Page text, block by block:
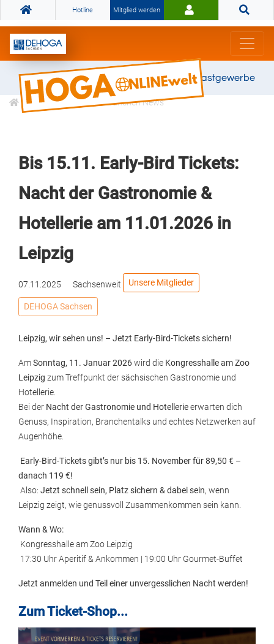
Hotline Mitglied werden
Gemeinsam stark für das Gastgewerbe
Informationen Branchen News
Bis 15.11. Early-Bird Tickets:
Nacht der Gastronomie &
Hotellerie am 11.01.2026 in
Leipzig
07.11.2025 Sachsenweit Unsere Mitglieder
DEHOGA Sachsen
Leipzig, wir sehen uns! – Jetzt Early-Bird-Tickets sichern!
AmSonntag, 11. Januar 2026wird die Kongresshalle am Zoo
Leipzig zum Treffpunkt der sächsischen Gastronomie und
Hotellerie.
Bei der Nacht der Gastronomie und Hotellerieerwarten dich
Genuss, Inspiration, Branchentalks und echtes Netzwerken auf
Augenhöhe.
Early-Bird-Tickets gibt’s nur bis 15. November für 89,50 € –
danach 119 €!
Also: Jetzt schnell sein, Platz sichern & dabei sein, wenn
Leipzig zeigt, wie genussvoll Zusammenkommen sein kann.
Wann & Wo:
Kongresshalle am Zoo Leipzig
17:30 Uhr Aperitif & Ankommen | 19:00 Uhr Gourmet-Buffet
Jetzt anmelden und Teil einer unvergesslichen Nacht werden!
Zum Ticket-Shop...